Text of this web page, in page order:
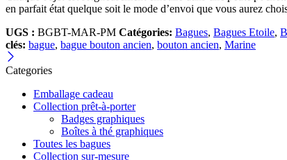
en parfait état quelque soit le mode d’envoi que vous aurez
UGS : BGBT-MAR-PM Catégories: Bagues, Bagues Etoile,
clés: bague, bague bouton ancien, bouton ancien, Marine
Categories
Emballage cadeau
Collection prêt-à-porter
Badges graphiques
Boîtes à thé graphiques
Toutes les bagues
Collection sur-mesure